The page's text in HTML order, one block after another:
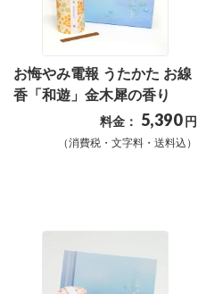
お悔やみ電報 うたかた お線
香「和遊」金木犀の香り
料金： 5,390 円
（消費税・文字料・送料込）